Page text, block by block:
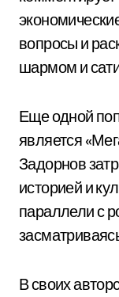
вопросы и
шармом и
Еще одной
является
Задорнов
историей и
параллели с
В своих